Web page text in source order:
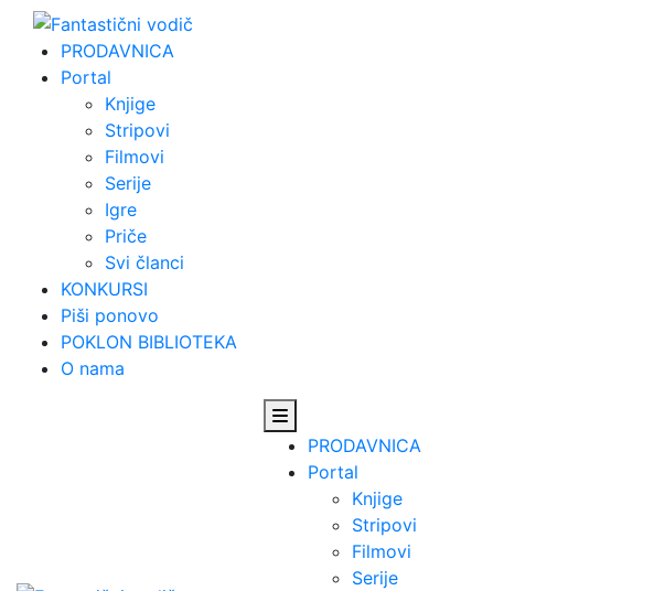
Skip
content
PRODAVNICA
Portal
Knjige
Stripovi
Filmovi
Serije
Igre
Priče
Svi članci
KONKURSI
Piši ponovo
POKLON BIBLIOTEKA
O nama
PRODAVNICA
Portal
Knjige
Stripovi
Filmovi
Serije